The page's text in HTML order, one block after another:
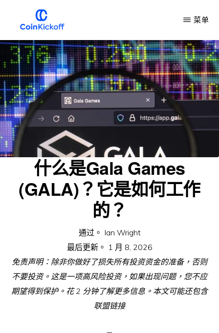
主
内
容
COIN
开
球
菜单
什么是Gala Games
(GALA)？它是如何工作
的？
通过。 Ian Wright
最后更新。 1 月 8, 2026
免责声明：除非你做好了损失所有投资资金的准备，否则
不要投资。这是一项高风险投资，如果出现问题，您不应
期望得到保护。花 2 分钟了解更多信息。本文可能还包含
联盟链接